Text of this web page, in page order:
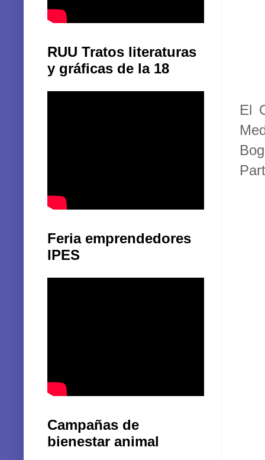
El
RUU Tratos literaturas
y gráficas de la 18
Feria emprendedores
IPES
Campañas de
bienestar animal